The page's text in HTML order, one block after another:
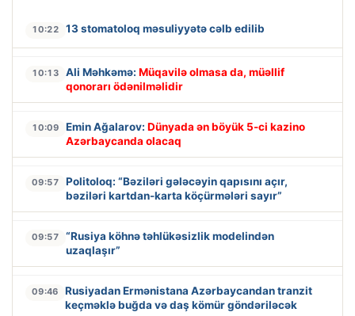
10:22 13 stomatoloq məsuliyyətə cəlb edilib
10:13 Ali Məhkəmə: Müqavilə olmasa da, müəllif
qonorarı ödənilməlidir
10:09 Emin Ağalarov: Dünyada ən böyük 5-ci kazino
Azərbaycanda olacaq
09:57
Politoloq: “Bəziləri gələcəyin qapısını açır,
bəziləri kartdan-karta köçürmələri sayır”
09:57
“Rusiya köhnə təhlükəsizlik modelindən
uzaqlaşır”
09:46
Rusiyadan Ermənistana Azərbaycandan tranzit
keçməklə buğda və daş kömür göndəriləcək